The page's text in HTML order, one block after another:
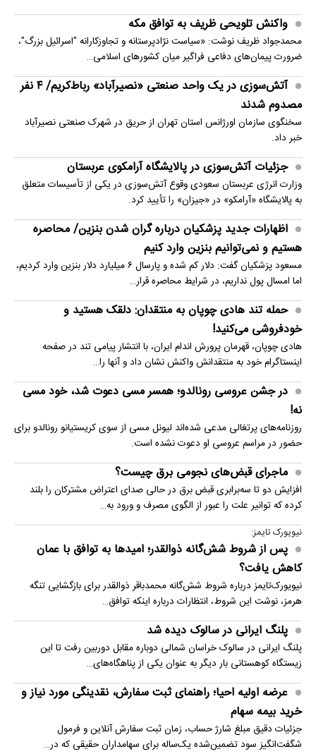
واکنش تلویحی ظریف به توافق مکه
محمدجواد ظریف نوشت: «سیاست نژادپرستانه و تجاوزکارانه "اسرائیل بزرگ"،
ضرورت پیمان‌های دفاعی فراگیر میان کشورهای اسلامی…
آتش‌سوزی در یک واحد صنعتی «نصیرآباد» رباط‌کریم/ ۴ نفر
مصدوم شدند
سخنگوی سازمان اورژانس استان تهران از حریق در شهرک صنعتی نصیرآباد
خبر داد.
جزئیات آتش‌سوزی در پالایشگاه آرامکوی عربستان
وزارت انرژی عربستان سعودی وقوع آتش‌سوزی در یکی از تأسیسات متعلق
به پالایشگاه «آرامکو» در «جیزان» را تأیید کرد.
اظهارات جدید پزشکیان درباره گران شدن بنزین/ محاصره
هستیم و نمی‌توانیم بنزین وارد کنیم
مسعود پزشکیان گفت: دلار کم شده و پارسال ۶ میلیارد دلار بنزین وارد کردیم،
اما امسال پول نداریم، در شرایط محاصره قرار…
حمله تند هادی چوپان به منتقدان: دلقک هستید و
خودفروشی می‌کنید!
هادی چوپان، قهرمان پرورش اندام ایران، با انتشار پیامی تند در صفحه
اینستاگرام خود به منتقدانش واکنش نشان داد و آنها را…
در جشن عروسی رونالدو؛ همسر مسی دعوت شد، خود مسی
نه!
روزنامه‌های پرتغالی مدعی شده‌اند لیونل مسی از سوی کریستیانو رونالدو برای
حضور در مراسم عروسی او دعوت نشده است.
ماجرای قبض‌های نجومی برق چیست؟
افزایش دو تا سه‌برابری قبض برق در حالی صدای اعتراض مشترکان را بلند
کرده که توانیر علت را عبور از الگوی مصرف و ورود به…
نیویورک تایمز:
پس از شروط شش‌گانه ذوالقدر؛ امیدها به توافق با عمان
کاهش یافت؟
نیویورک‌تایمز درباره شروط شش‌گانه محمدباقر ذوالقدر برای بازگشایی تنگه
هرمز، نوشت این شروط، انتظارات درباره اینکه توافق…
پلنگ ایرانی در سالوک دیده شد
پلنگ ایرانی در سالوک خراسان شمالی دوباره مقابل دوربین رفت تا این
زیستگاه کوهستانی بار دیگر به عنوان یکی از پناهگاه‌های…
عرضه اولیه احیا؛ راهنمای ثبت سفارش، نقدینگی مورد نیاز و
خرید بیمه سهام
جزئیات دقیق مبلغ شارژ حساب، زمان ثبت سفارش آنلاین و فرمول
شگفت‌انگیز سود تضمین‌شده یک‌ساله برای سهامداران حقیقی که در…